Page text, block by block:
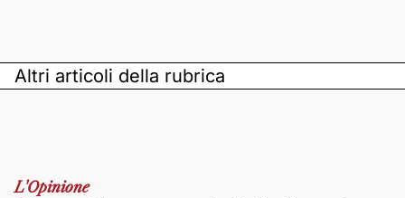
Altri articoli della rubrica
L'Opinione